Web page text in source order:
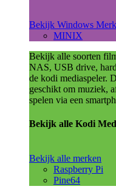
Bekijk Windows
MINIX
Bekijk alle soorten
NAS, USB drive,
de kodi mediaspeler.
geschikt om muziek,
spelen via een
Bekijk alle Kodi
Bekijk alle merken
Raspberry Pi
Pine64